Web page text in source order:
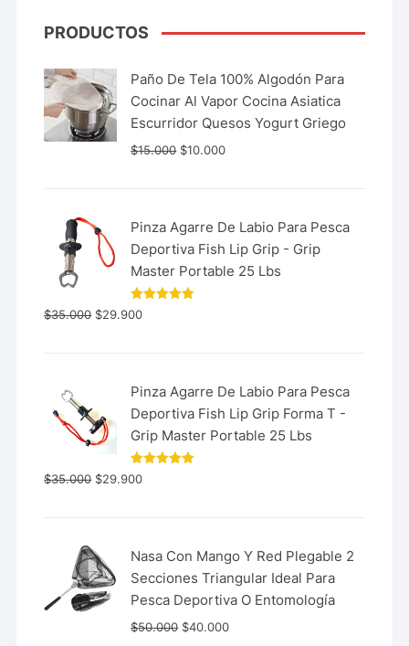
PRODUCTOS
Paño De Tela 100% Algodón Para
Cocinar Al Vapor Cocina Asiatica
Escurridor Quesos Yogurt Griego
$15.000 $10.000
Pinza Agarre De Labio Para Pesca
Deportiva Fish Lip Grip - Grip
Master Portable 25 Lbs
Valorado
con
$35.000 $29.900
Pinza Agarre De Labio Para Pesca
Deportiva Fish Lip Grip Forma T -
Grip Master Portable 25 Lbs
Valorado
con
$35.000 $29.900
Nasa Con Mango Y Red Plegable 2
Secciones Triangular Ideal Para
Pesca Deportiva O Entomología
$50.000 $40.000